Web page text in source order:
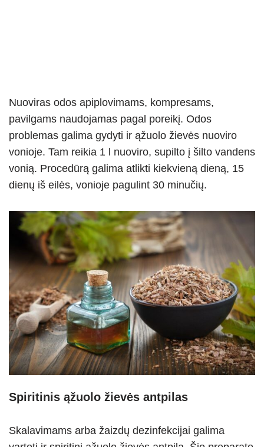
Nuoviras odos apiplovimams, kompresams,
pavilgams naudojamas pagal poreikį. Odos
problemas galima gydyti ir ąžuolo žievės nuoviro
vonioje. Tam reikia 1 l nuoviro, supilto į šilto vandens
vonią. Procedūrą galima atlikti kiekvieną dieną, 15
dienų iš eilės, vonioje pagulint 30 minučių.
Spiritinis ąžuolo žievės antpilas
Skalavimams arba žaizdų dezinfekcijai galima